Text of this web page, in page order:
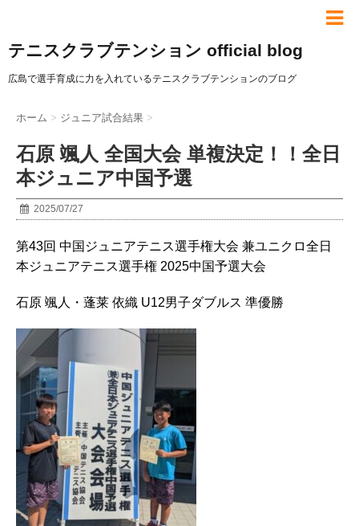
テニスクラブテンション official blog
広島で選手育成に力を入れているテニスクラブテンションのブログ
ホーム > ジュニア試合結果 >
石原 颯人 全国大会 単複決定！！全日
本ジュニア中国予選
2025/07/27
第43回 中国ジュニアテニス選手権大会 兼ユニクロ全日
本ジュニアテニス選手権 2025中国予選大会
石原 颯人・蓬莱 依織 U12男子ダブルス 準優勝